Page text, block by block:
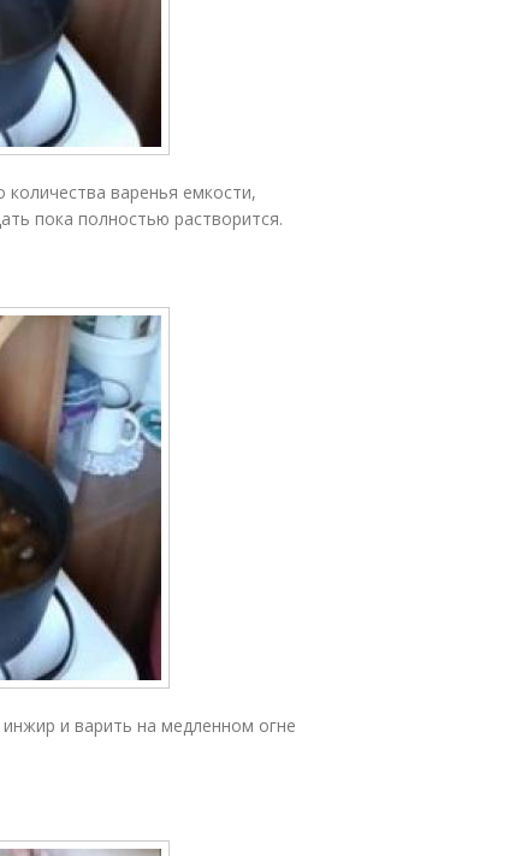
варенья емкости,
пока полностью растворится.
и варить на медленном огне